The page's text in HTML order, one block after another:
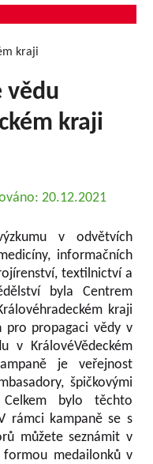
kraji
vědu
kraji
20.12.2021
v odvětvích
informačních
textilnictví a
byla Centrem
kraji
pro propagaci vědy v
v KrálovéVědeckém
je veřejnost
špičkovými
bylo těchto
rámci kampaně se s
můžete seznámit v
medailonků v